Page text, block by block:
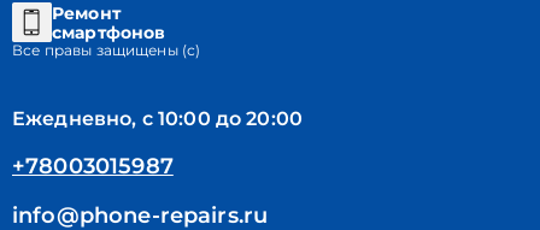
Ремонт
смартфонов
Все правы защищены (с)
Ежедневно, с 10:00 до 20:00
+78003015987
info@phone-repairs.ru